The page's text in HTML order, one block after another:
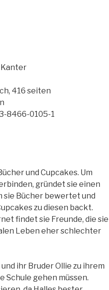
416 seiten
8466-0105-1
und Cupcakes. Um
gründet sie einen
sie Bücher bewertet und
zu diesen backt.
findet sie Freunde, die sie
Leben eher schlechter
ihr Bruder Ollie zu ihrem
Schule gehen müssen.